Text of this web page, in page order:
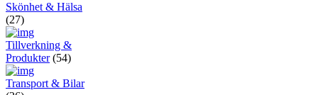
Skönhet & Hälsa
(27)
Tillverkning &
Produkter (54)
Transport & Bilar